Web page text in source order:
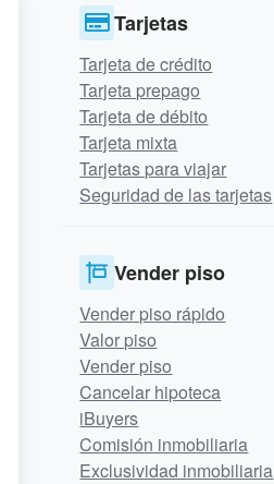
Tarjetas
Tarjeta de crédito
Tarjeta prepago
Tarjeta de débito
Tarjeta mixta
Tarjetas para viajar
Seguridad de las tarjetas
Vender piso
Vender piso rápido
Valor piso
Vender piso
Cancelar hipoteca
iBuyers
Comisión inmobiliaria
Exclusividad inmobiliaria